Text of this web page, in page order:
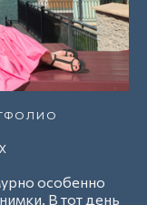
особенно
В тот день